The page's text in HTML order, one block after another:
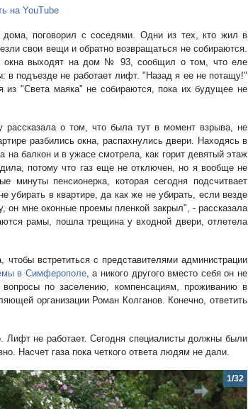
на YouTube
дома, поговорил с соседями. Одни из тех, кто жил в
свои вещи и обратно возвращаться не собираются.
окна выходят на дом № 93, сообщил о том, что еле
в подъезде не работает лифт. "Назад я ее не потащу!"
из "Света маяка" не собираются, пока их будущее не
рассказала о том, что была тут в момент взрыва, не
разбились окна, распахнулись двери. Находясь в
балкон и в ужасе смотрела, как горит девятый этаж
потому что газ еще не отключен, но я вообще не
минуты пенсионерка, которая сегодня подсчитвает
убирать в квартире, да как же не убирать, если везде
он мне оконные проемы пленкой закрыл", - рассказала
рамы, пошла трещина у входной двери, отлетела
встретиться с представителями администрации
в Симферополе, а никого другого вместо себя он не
по заселению, компенсациям, проживанию в
организации Роман Колганов. Конечно, ответить
Лифт не работает. Сегодня специалисты должны были
Насчет газа пока четкого ответа людям не дали.